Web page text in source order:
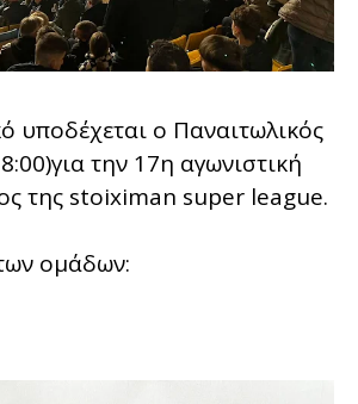
υποδέχεται ο Παναιτωλικός
την 17η αγωνιστική
της stoiximan super league.
ομάδων: